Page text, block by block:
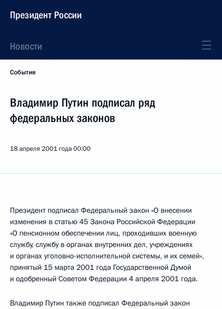
Президент России
Новости
События
Владимир Путин подписал ряд
федеральных законов
18 апреля 2001 года00:00
Президент подписал Федеральный закон «О внесении
изменения в статью 45 Закона Российской Федерации
«О пенсионном обеспечении лиц, проходивших военную
службу, службу в органах внутренних дел, учреждениях
и органах уголовно-исполнительной системы, и их семей»,
принятый 15 марта 2001 года Государственной Думой
и одобренный Советом Федерации 4 апреля 2001 года.
Владимир Путин также подписал Федеральный закон